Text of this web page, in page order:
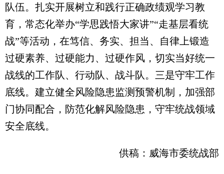
队伍。扎实开展树立和践行正确政绩观学习教
育，常态化举办“学思践悟大家讲”“走基层看统
战”等活动，在笃信、务实、担当、自律上锻造
过硬素养、过硬能力、过硬作风，切实当好统一
战线的工作队、行动队、战斗队。三是守牢工作
底线。建立健全风险隐患监测预警机制，加强部
门协同配合，防范化解风险隐患，守牢统战领域
安全底线。
供稿：威海市委统战部